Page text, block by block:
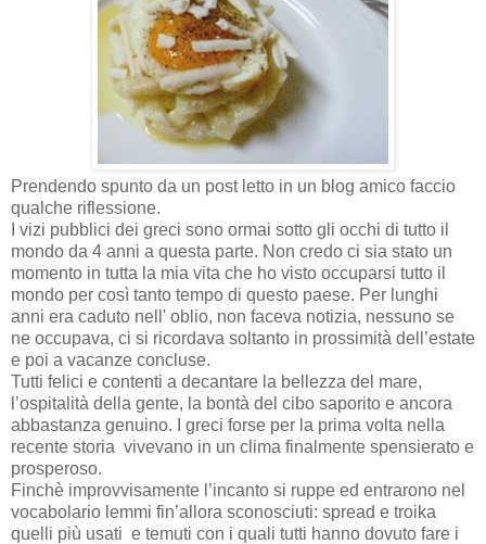
Prendendo spunto da un post letto in un blog amico faccio
qualche riflessione.
I vizi pubblici dei greci sono ormai sotto gli occhi di tutto il
mondo da 4 anni a questa parte. Non credo ci sia stato un
momento in tutta la mia vita che ho visto occuparsi tutto il
mondo per così tanto tempo di questo paese. Per lunghi
anni era caduto nell' oblio, non faceva notizia, nessuno se
ne occupava, ci si ricordava soltanto in prossimità dell’estate
e poi a vacanze concluse.
Tutti felici e contenti a decantare la bellezza del mare,
l’ospitalità della gente, la bontà del cibo saporito e ancora
abbastanza genuino. I greci forse per la prima volta nella
recente storia vivevano in un clima finalmente spensierato e
prosperoso.
Finchè improvvisamente l’incanto si ruppe ed entrarono nel
vocabolario lemmi fin’allora sconosciuti: spread e troika
quelli più usati e temuti con i quali tutti hanno dovuto fare i